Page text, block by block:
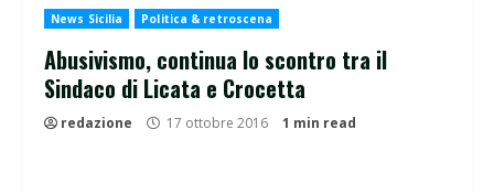
News Sicilia Politica & retroscena
Abusivismo, continua lo scontro tra il
Sindaco di Licata e Crocetta
redazione 17 ottobre 2016 1 min read